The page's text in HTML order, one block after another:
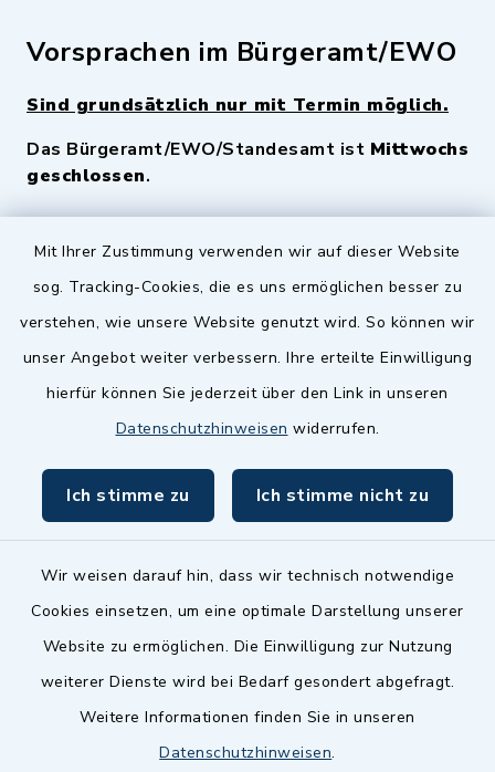
Mit Ihrer Zustimmung verwenden wir auf dieser Website
sog. Tracking-Cookies, die es uns ermöglichen besser zu
verstehen, wie unsere Website genutzt wird. So können wir
unser Angebot weiter verbessern. Ihre erteilte Einwilligung
hierfür können Sie jederzeit über den Link in unseren
Datenschutzhinweisen widerrufen.
Ich stimme zu Ich stimme nicht zu
Wir weisen darauf hin, dass wir technisch notwendige
Cookies einsetzen, um eine optimale Darstellung unserer
Website zu ermöglichen. Die Einwilligung zur Nutzung
weiterer Dienste wird bei Bedarf gesondert abgefragt.
Weitere Informationen finden Sie in unseren
Datenschutzhinweisen.
Vorsprachen im Bürgeramt/EWO
Sind grundsätzlich nur mit Termin möglich.
Das Bürgeramt/EWO/Standesamt ist Mittwochs
geschlossen.
Quicklinks
Zenngrund Allianz
Dillenberggruppe
inixmedia GmbH
Barrierefreiheit